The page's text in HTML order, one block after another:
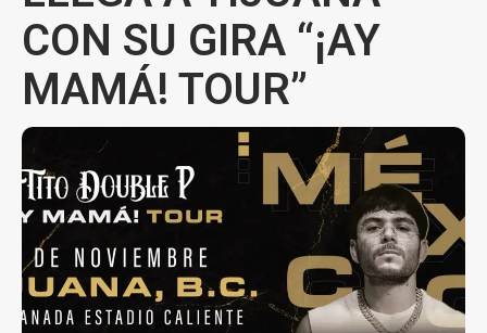
CON SU GIRA “¡AY
MAMÁ! TOUR”